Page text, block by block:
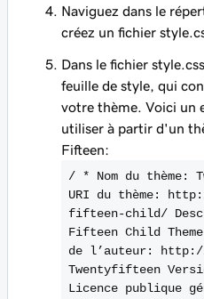
Naviguez dans le
créez un fichier
Dans le fichier style.css
feuille de style, qui
votre thème. Voici un
utiliser à partir d'un
Fifteen:
/ * Nom du thème:
URI du thème:
fifteen-child/
Fifteen Child
de l’auteur: http://
Twentyfifteen
Licence publique